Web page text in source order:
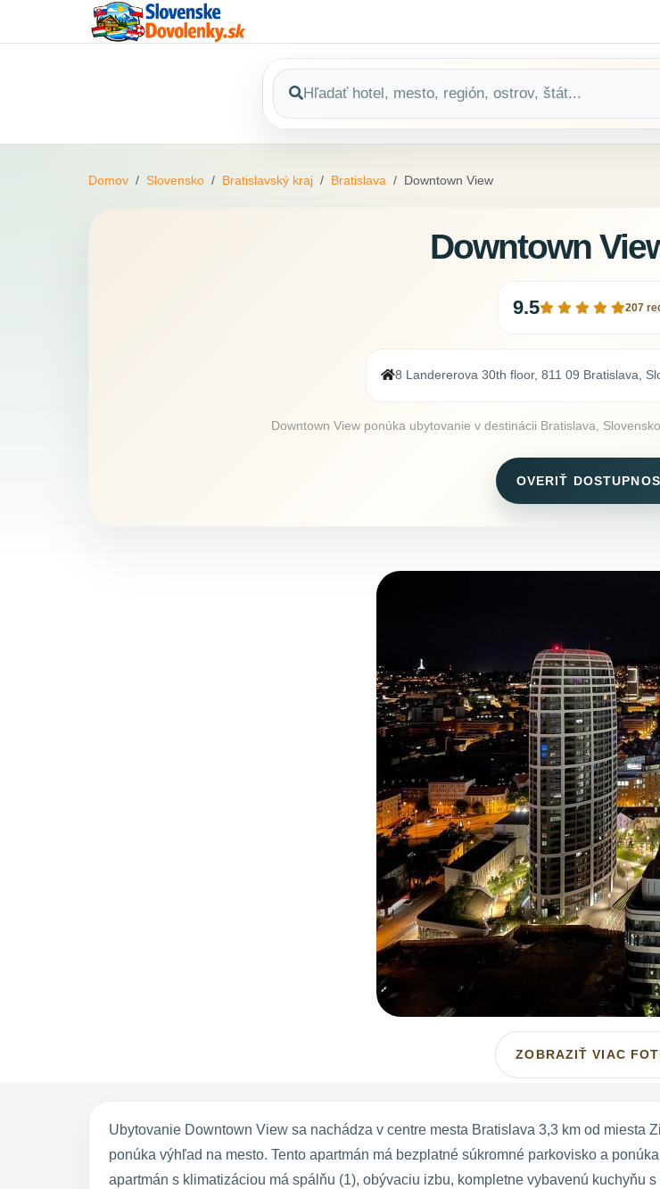
Domov Slovensko Bratislavský kraj Bratislava Downtown View
Downtown
9.5 207
8 Landererova 30th floor, 811 09 Bratislava,
Downtown View ponúka ubytovanie v destinácii Bratislava,
OVERIŤ
ZOBRAZIŤ VIAC
Ubytovanie Downtown View sa nachádza v centre mesta Bratislava 3,3 km od miesta
ponúka výhľad na mesto. Tento apartmán má bezplatné súkromné parkovisko a
apartmán s klimatizáciou má spálňu (1), obývaciu izbu, kompletne vybavenú kuchyňu